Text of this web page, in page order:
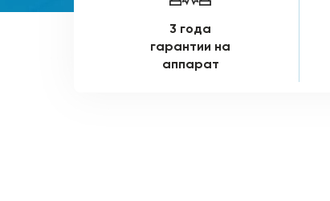
3 года
гарантии на
аппарат